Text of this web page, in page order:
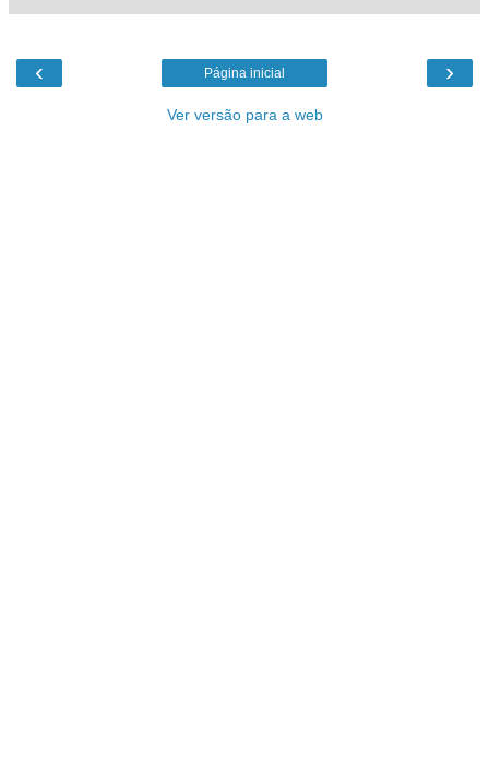
‹ ›
Página inicial
Ver versão para a web